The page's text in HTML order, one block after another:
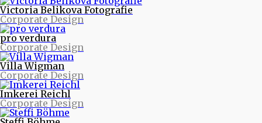
Victoria Belikova Fotografie
Corporate Design
pro verdura
Corporate Design
Villa Wigman
Corporate Design
Imkerei Reichl
Corporate Design
Beitragsarchive
Neueste Beiträge
Nachrichten aus Projekten
Starke Musik und starke Bilder - Eine neue Webseite
für die Quohren MPG
30/30 - 30 Logos - 30 Tage
purinto ist umgezogen
Logodesign für den Motion Designer und Regisseur
Dimitrij Schmunk
Warum Nachhaltigkeit Spaß macht oder mit dem
Fahrrad durchs Land